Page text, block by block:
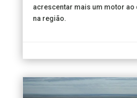
acrescentar mais um motor ao
na região.